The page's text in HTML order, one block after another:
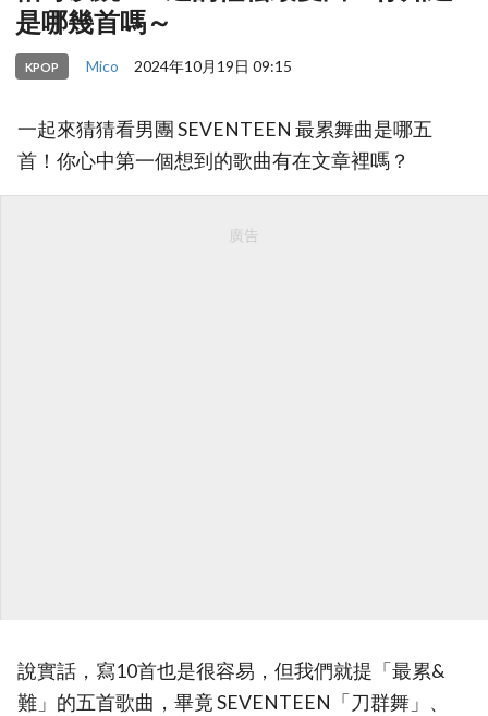
是哪幾首嗎～
KPOP Mico 2024年10月19日 09:15
一起來猜猜看男團 SEVENTEEN 最累舞曲是哪五
首！你心中第一個想到的歌曲有在文章裡嗎？
廣告
說實話，寫10首也是很容易，但我們就提「最累&
難」的五首歌曲，畢竟 SEVENTEEN「刀群舞」、